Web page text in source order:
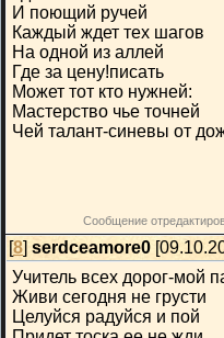
И поющий ручей
Каждый ждет тех шагов
На одной из аллей
Где за цену!писать
Может тот кто нужней:
Мастерство чье точней
Чей талант-синевы от
Сообщение
[8] serdceamore0
Учитель всех дорог-мой
Живи сегодня не грусти
Целуйся радуйся и пой